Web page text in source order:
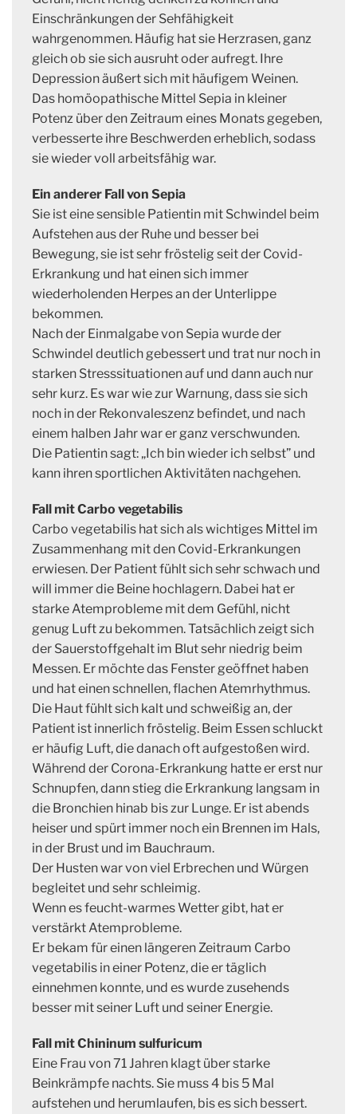
Einschränkungen der Sehfähigkeit
wahrgenommen. Häufig hat sie Herzrasen, ganz
gleich ob sie sich ausruht oder aufregt. Ihre
Depression äußert sich mit häufigem Weinen.
Das homöopathische Mittel Sepia in kleiner
Potenz über den Zeitraum eines Monats gegeben,
verbesserte ihre Beschwerden erheblich, sodass
sie wieder voll arbeitsfähig war.
Ein anderer Fall von Sepia
Sie ist eine sensible Patientin mit Schwindel beim
Aufstehen aus der Ruhe und besser bei
Bewegung, sie ist sehr fröstelig seit der Covid-
Erkrankung und hat einen sich immer
wiederholenden Herpes an der Unterlippe
bekommen.
Nach der Einmalgabe von Sepia wurde der
Schwindel deutlich gebessert und trat nur noch in
starken Stresssituationen auf und dann auch nur
sehr kurz. Es war wie zur Warnung, dass sie sich
noch in der Rekonvaleszenz befindet, und nach
einem halben Jahr war er ganz verschwunden.
Die Patientin sagt: „Ich bin wieder ich selbst” und
kann ihren sportlichen Aktivitäten nachgehen.
Fall mit Carbo vegetabilis
Carbo vegetabilis hat sich als wichtiges Mittel im
Zusammenhang mit den Covid-Erkrankungen
erwiesen. Der Patient fühlt sich sehr schwach und
will immer die Beine hochlagern. Dabei hat er
starke Atemprobleme mit dem Gefühl, nicht
genug Luft zu bekommen. Tatsächlich zeigt sich
der Sauerstoffgehalt im Blut sehr niedrig beim
Messen. Er möchte das Fenster geöffnet haben
und hat einen schnellen, flachen Atemrhythmus.
Die Haut fühlt sich kalt und schweißig an, der
Patient ist innerlich fröstelig. Beim Essen schluckt
er häufig Luft, die danach oft aufgestoßen wird.
Während der Corona-Erkrankung hatte er erst nur
Schnupfen, dann stieg die Erkrankung langsam in
die Bronchien hinab bis zur Lunge. Er ist abends
heiser und spürt immer noch ein Brennen im Hals,
in der Brust und im Bauchraum.
Der Husten war von viel Erbrechen und Würgen
begleitet und sehr schleimig.
Wenn es feucht-warmes Wetter gibt, hat er
verstärkt Atemprobleme.
Er bekam für einen längeren Zeitraum Carbo
vegetabilis in einer Potenz, die er täglich
einnehmen konnte, und es wurde zusehends
besser mit seiner Luft und seiner Energie.
Fall mit Chininum sulfuricum
Eine Frau von 71 Jahren klagt über starke
Beinkrämpfe nachts. Sie muss 4 bis 5 Mal
aufstehen und herumlaufen, bis es sich bessert.